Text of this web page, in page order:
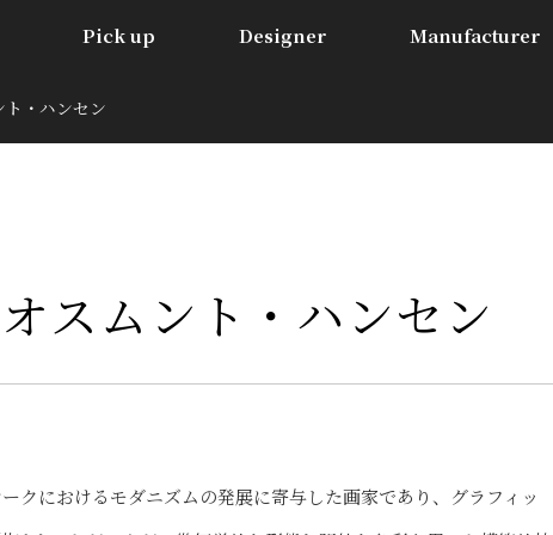
Pick up Designer Manufacturer
・ハンセン
スムント・ハンセン
クにおけるモダニズムの発展に寄与した画家であり、グラフィッ